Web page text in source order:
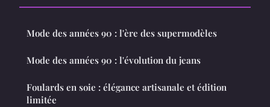
Mode des années 90 : l'ère des supermodèles
Mode des années 90 : l'évolution du jeans
Foulards en soie : élégance artisanale et édition
limitée